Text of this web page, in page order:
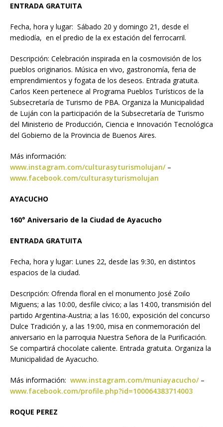
ENTRADA GRATUITA
Fecha, hora y lugar: Sábado 20 y domingo 21, desde el
mediodía, en el predio de la ex estación del ferrocarril.
Descripción: Celebración inspirada en la cosmovisión de los
pueblos originarios. Música en vivo, gastronomía, feria de
emprendimientos y fogata de los deseos. Entrada gratuita.
Carlos Keen pertenece al Programa Pueblos Turísticos de la
Subsecretaría de Turismo de PBA. Organiza la Municipalidad
de Luján con la participación de la Subsecretaría de Turismo
del Ministerio de Producción, Ciencia e Innovación Tecnológica
del Gobierno de la Provincia de Buenos Aires.
Más información:
www.instagram.com/culturasyturismolujan/–
www.facebook.com/culturasyturismolujan
AYACUCHO
160° Aniversario de la Ciudad de Ayacucho
ENTRADA GRATUITA
Fecha, hora y lugar: Lunes 22, desde las 9:30, en distintos
espacios de la ciudad.
Descripción: Ofrenda floral en el monumento José Zoilo
Miguens; a las 10:00, desfile cívico; a las 14:00, transmisión del
partido Argentina-Austria; a las 16:00, exposición del concurso
Dulce Tradición y, a las 19:00, misa en conmemoración del
aniversario en la parroquia Nuestra Señora de la Purificación.
Se compartirá chocolate caliente. Entrada gratuita. Organiza la
Municipalidad de Ayacucho.
Más información: www.instagram.com/muniayacucho/–
www.facebook.com/profile.php?id=100064383714003
ROQUE PEREZ